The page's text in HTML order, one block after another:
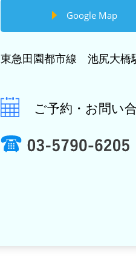
Google Map
東急田園都市線 池尻大
ご予約・お問い